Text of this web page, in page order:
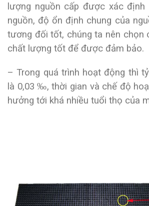
lượng nguồn cấp được xác định
nguồn, độ ổn định chung của
tương đối tốt, chúng ta nên chọn
chất lượng tốt để được đảm bảo.
– Trong quá trình hoạt động thì
là 0,03 ‰, thời gian và chế độ
hưởng tới khá nhiều tuổi thọ của